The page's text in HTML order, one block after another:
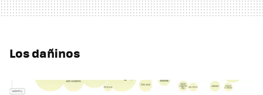
Los dañinos